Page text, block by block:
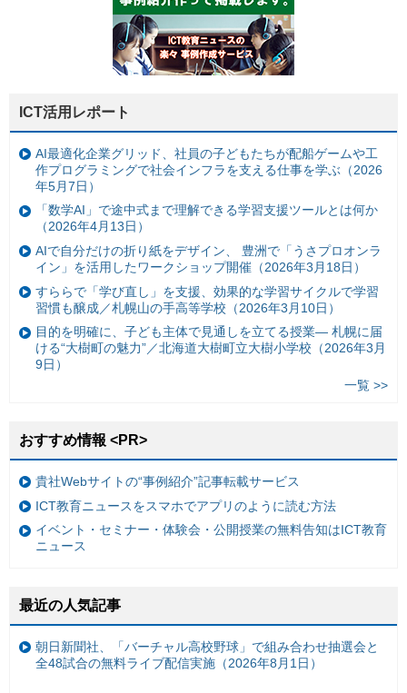
ICT活用レポート
AI最適化企業グリッド、社員の子どもたちが配船ゲームや工
作プログラミングで社会インフラを支える仕事を学ぶ（2026
年5月7日）
「数学AI」で途中式まで理解できる学習支援ツールとは何か
（2026年4月13日）
AIで自分だけの折り紙をデザイン、 豊洲で「うさプロオンラ
イン」を活用したワークショップ開催（2026年3月18日）
すららで「学び直し」を支援、効果的な学習サイクルで学習
習慣も醸成／札幌山の手高等学校（2026年3月10日）
目的を明確に、子ども主体で見通しを立てる授業— 札幌に届
ける“大樹町の魅力”／北海道大樹町立大樹小学校（2026年3月
9日）
一覧 >>
おすすめ情報 <PR>
貴社Webサイトの“事例紹介”記事転載サービス
ICT教育ニュースをスマホでアプリのように読む方法
イベント・セミナー・体験会・公開授業の無料告知はICT教育
ニュース
最近の人気記事
朝日新聞社、「バーチャル高校野球」で組み合わせ抽選会と
全48試合の無料ライブ配信実施（2026年8月1日）